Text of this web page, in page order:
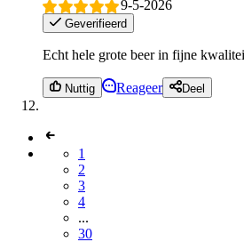
9-5-2026
Geverifieerd
Echt hele grote beer in fijne
Nuttig Reageer Deel
1
2
3
4
...
30